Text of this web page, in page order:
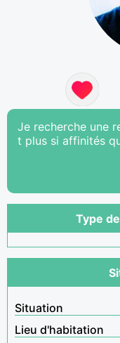
Je recherche une
t plus si affinités
Type
Situation
Lieu d'habitation